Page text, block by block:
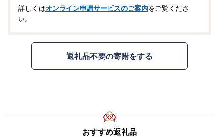
詳しくはオンライン申請サービスのご案内をご覧くださ
い。
返礼品不要の寄附をする
おすすめ返礼品